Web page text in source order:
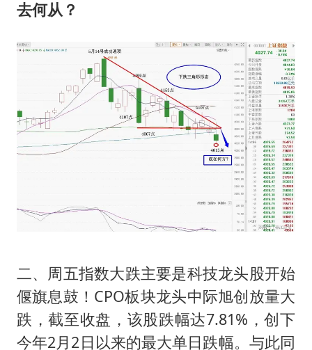
去何从？
二、周五指数大跌主要是科技龙头股开始
偃旗息鼓！CPO板块龙头中际旭创放量大
跌，截至收盘，该股跌幅达7.81%，创下
今年2月2日以来的最大单日跌幅。与此同